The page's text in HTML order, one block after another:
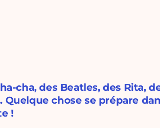
cha, des Beatles, des Rita,
Quelque chose se prépare
!